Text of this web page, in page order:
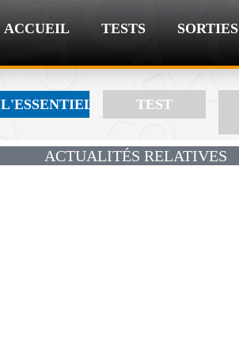
ACCUEIL TESTS SORTIES
L'ESSENTIEL TEST
ACTUALITÉS RELATIVES